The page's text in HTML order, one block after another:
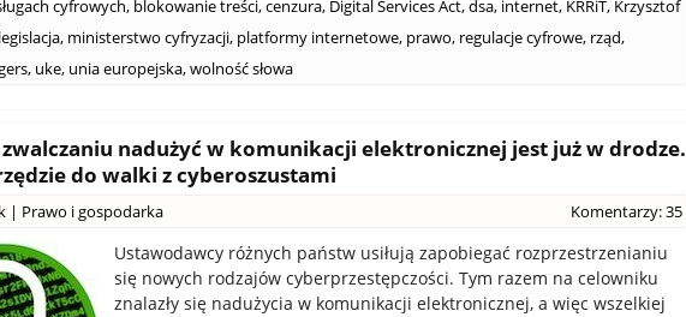
cyfrowych, blokowanie treści,cenzura, Digital Services Act,dsa, internet, KRRiT, Krzysztof
legislacja, ministerstwo cyfryzacji, platformy internetowe, prawo, regulacje cyfrowe, rząd,
, uke, unia europejska,wolność słowa
nadużyć w komunikacji elektronicznej jest już w drodze.
do walki z cyberoszustami
| Prawo i gospodarka Komentarzy: 35
Ustawodawcy różnych państw usiłują zapobiegać rozprzestrzenianiu
się nowych rodzajów cyberprzestępczości. Tym razem na celowniku
znalazły się nadużycia w komunikacji elektronicznej, a więc wszelkiej